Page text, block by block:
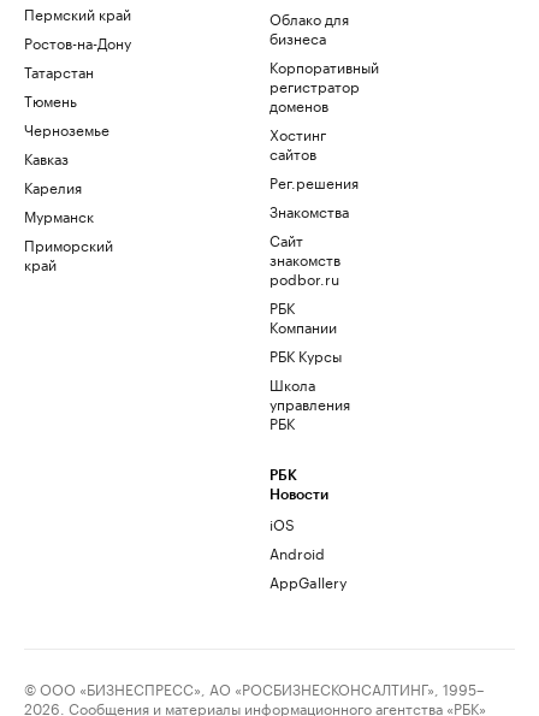
Пермский край
Ростов-на-Дону
Татарстан
Тюмень
Черноземье
Кавказ
Карелия
Мурманск
Приморский
край
Облако для
бизнеса
Корпоративный
регистратор
доменов
Хостинг
сайтов
Рег.решения
Знакомства
Сайт
знакомств
podbor.ru
РБК
Компании
РБК Курсы
Школа
управления
РБК
РБК
Новости
iOS
Android
AppGallery
© ООО «БИЗНЕСПРЕСС», АО «РОСБИЗНЕСКОНСАЛТИНГ», 1995–
2026. Сообщения и материалы информационного агентства «РБК»